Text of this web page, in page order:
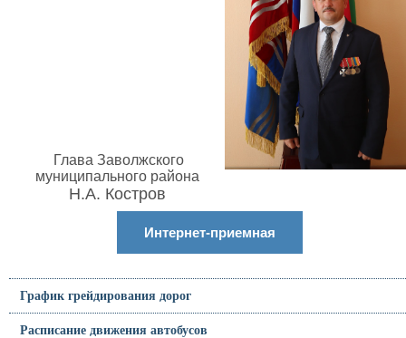
Глава Заволжского
муниципального района
Н.А. Костров
Интернет-приемная
График грейдирования дорог
Расписание движения автобусов